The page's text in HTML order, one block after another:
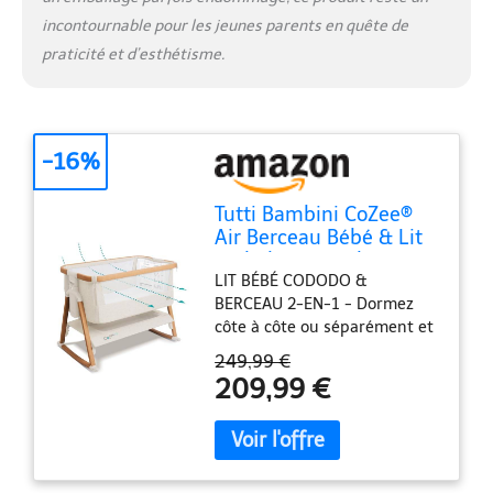
reprend toutes les
caractéristiques de notre
célèbre CoZee, avec en PLUS
des roues amovibles pour un
transport facile d'une pièce à
l'autre
incontournable pour les jeunes parents en quête de
praticité et d’esthétisme.
Tutti Bambini CoZee®
Air Berceau Bébé & Lit
Pliable avec Sac de
Transport - Matelas
Deluxe Respirant & 6
Hauteurs Réglables - 0-
6 Mois (Noyer & Écru)
LIT BÉBÉ CODODO &
BERCEAU 2-EN-1 - Dormez
côte à côte ou séparément et
en toute sécurité, de la
naissance à 6 mois, avec le
CoZee Air, notre lit pliant
bébé polyvalent pour cododo
ou voyage ; Il allie design
moderne, matériaux haut de
gamme et s’intègre
249,99 €
209,99 €
-16%